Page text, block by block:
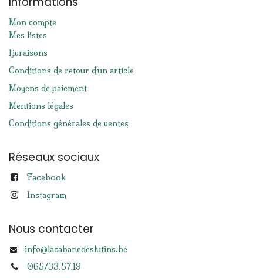
Mon compte
Mes listes
Livraisons
Conditions de retour d'un article
Moyens de paiement
Mentions légales
Conditions générales de ventes
Réseaux sociaux
Facebook
Instagram
Nous contacter
info@lacabanedeslutins.be
065/33.57.19